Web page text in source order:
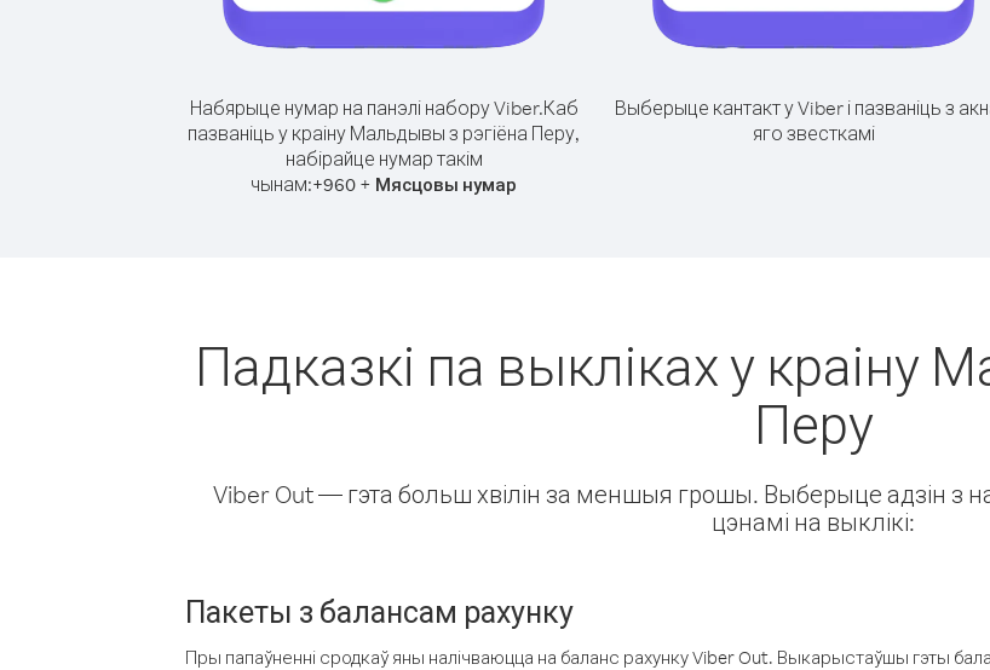
Набярыце нумар на панэлі набору Viber.Каб
пазваніць у краіну Мальдывы з рэгіёна Перу,
набірайце нумар такім
чынам:+960 + Мясцовы нумар
Выберыце кантакт у Viber і пазваніць з
яго звесткамі
Падказкі па выкліках у краіну
Перу
Viber Out — гэта больш хвілін за меншыя грошы. Выберыце адзін з
цэнамі на выклікі:
Пакеты з балансам рахунку
Пры папаўненні сродкаў яны налічваюцца на баланс рахунку Viber Out. Выкарыстаўшы гэты